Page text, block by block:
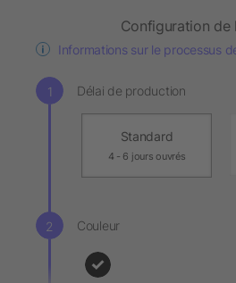
Configuration de
Informations sur le processus
Délai de production
Standard
4 - 6 jours ouvrés
Couleur